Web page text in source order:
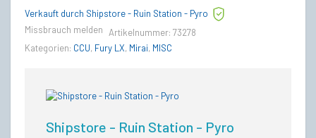
Mirai
Furry
Upgrade
Verkauft durch Shipstore - Ruin Station - Pyro
Missbrauch melden
Artikelnummer: 73278
Kategorien: CCU, Fury LX, Mirai, MISC
Shipstore - Ruin Station - Pyro